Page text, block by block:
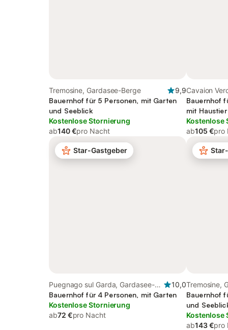
Tremosine, Gardasee-Berge
9,9
Bauernhof für 5 Personen, mit Garten
und Seeblick
Kostenlose Stornierung
ab140 €pro Nacht
Cavaion
Bauernhof
mit Haustier
Kostenlose
ab105 €pro
Star-Gastgeber
Puegnago sul Garda, Gardasee-
Berge
10,0
Bauernhof für 4 Personen, mit Garten
Kostenlose Stornierung
ab72 €pro Nacht
Tremosine,
Bauernhof
und
Kostenlose
ab143 €pro